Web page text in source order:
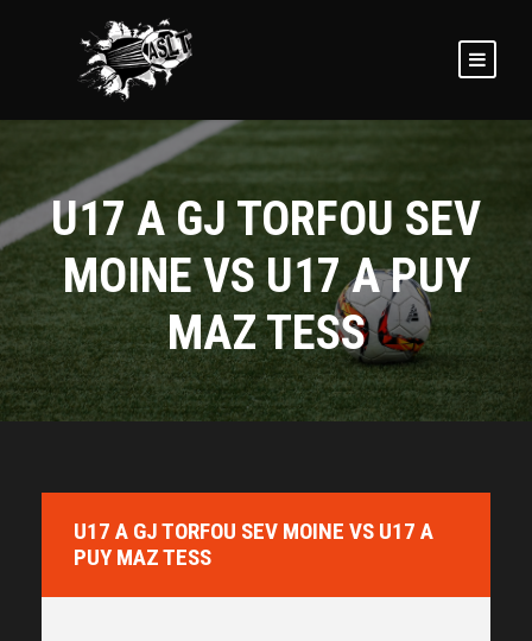
U17 A GJ TORFOU SEV
MOINE VS U17 A PUY
MAZ TESS
U17 A GJ TORFOU SEV MOINE VS U17 A
PUY MAZ TESS